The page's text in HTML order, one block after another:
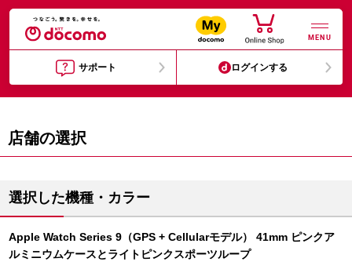
MENU
サポート ログインする
店舗の選択
選択した機種・カラー
Apple Watch Series 9（GPS + Cellularモデル） 41mm ピンクア
ルミニウムケースとライトピンクスポーツループ